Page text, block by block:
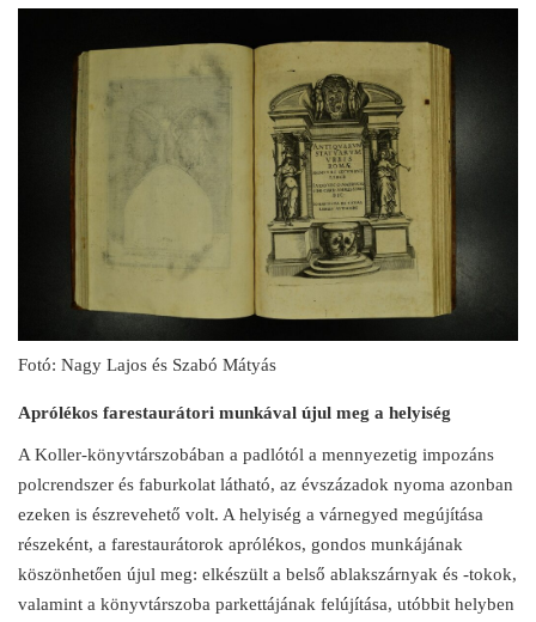
Fotó: Nagy Lajos és Szabó Mátyás
Aprólékos farestaurátori munkával újul meg a helyiség
A Koller-könyvtárszobában a padlótól a mennyezetig impozáns
polcrendszer és faburkolat látható, az évszázadok nyoma azonban
ezeken is észrevehető volt. A helyiség a várnegyed megújítása
részeként, a farestaurátorok aprólékos, gondos munkájának
köszönhetően újul meg: elkészült a belső ablakszárnyak és -tokok,
valamint a könyvtárszoba parkettájának felújítása, utóbbit helyben